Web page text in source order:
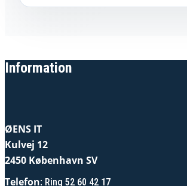
Information
ØENS IT
Kulvej 12
2450 København SV
Telefon: Ring 52 60 42 17